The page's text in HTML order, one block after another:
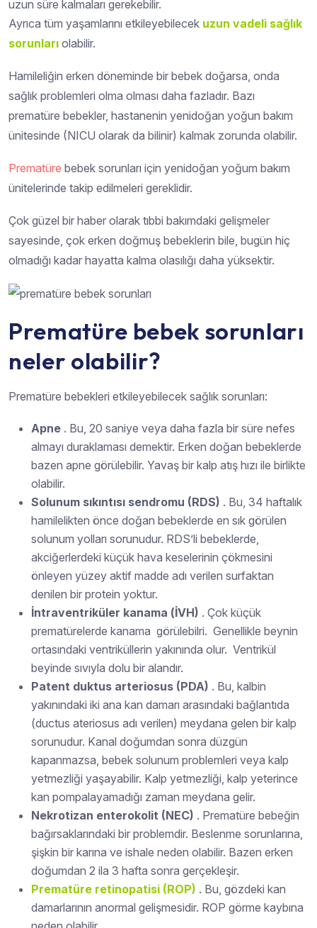
uzun süre kalmaları gerekebilir.
Ayrıca tüm yaşamlarını etkileyebilecek uzun vadeli sağlık
sorunları olabilir.
Hamileliğin erken döneminde bir bebek doğarsa, onda
sağlık problemleri olma olması daha fazladır. Bazı
prematüre bebekler, hastanenin yenidoğan yoğun bakım
ünitesinde (NICU olarak da bilinir) kalmak zorunda olabilir.
Prematüre bebek sorunları için yenidoğan yoğum bakım
ünitelerinde takip edilmeleri gereklidir.
Çok güzel bir haber olarak tıbbi bakımdaki gelişmeler
sayesinde, çok erken doğmuş bebeklerin bile, bugün hiç
olmadığı kadar hayatta kalma olasılığı daha yüksektir.
Prematüre bebek sorunları
neler olabilir?
Prematüre bebekleri etkileyebilecek sağlık sorunları:
Apne . Bu, 20 saniye veya daha fazla bir süre nefes
almayı duraklaması demektir. Erken doğan bebeklerde
bazen apne görülebilir. Yavaş bir kalp atış hızı ile birlikte
olabilir.
Solunum sıkıntısı sendromu (RDS) . Bu, 34 haftalık
hamilelikten önce doğan bebeklerde en sık görülen
solunum yolları sorunudur. RDS’li bebeklerde,
akciğerlerdeki küçük hava keselerinin çökmesini
önleyen yüzey aktif madde adı verilen surfaktan
denilen bir protein yoktur.
İntraventriküler kanama (İVH) . Çok küçük
prematürelerde kanama görülebilri. Genellikle beynin
ortasındaki ventriküllerin yakınında olur. Ventrikül
beyinde sıvıyla dolu bir alandır.
Patent duktus arteriosus (PDA) . Bu, kalbin
yakınındaki iki ana kan damarı arasındaki bağlantıda
(ductus ateriosus adı verilen) meydana gelen bir kalp
sorunudur. Kanal doğumdan sonra düzgün
kapanmazsa, bebek solunum problemleri veya kalp
yetmezliği yaşayabilir. Kalp yetmezliği, kalp yeterince
kan pompalayamadığı zaman meydana gelir.
Nekrotizan enterokolit (NEC) . Prematüre bebeğin
bağırsaklarındaki bir problemdir. Beslenme sorunlarına,
şişkin bir karına ve ishale neden olabilir. Bazen erken
doğumdan 2 ila 3 hafta sonra gerçekleşir.
Prematüre retinopatisi (ROP) . Bu, gözdeki kan
damarlarının anormal gelişmesidir. ROP görme kaybına